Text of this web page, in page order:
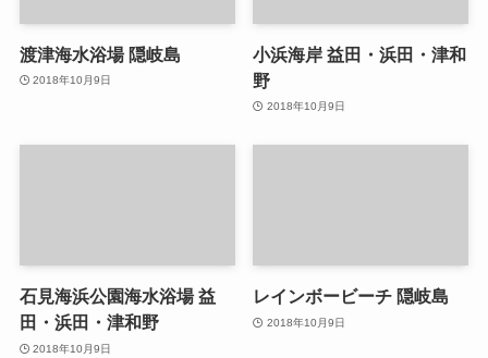
渡津海水浴場 隠岐島
2018年10月9日
小浜海岸 益田・浜田・津和
野
2018年10月9日
石見海浜公園海水浴場 益
田・浜田・津和野
2018年10月9日
レインボービーチ 隠岐島
2018年10月9日